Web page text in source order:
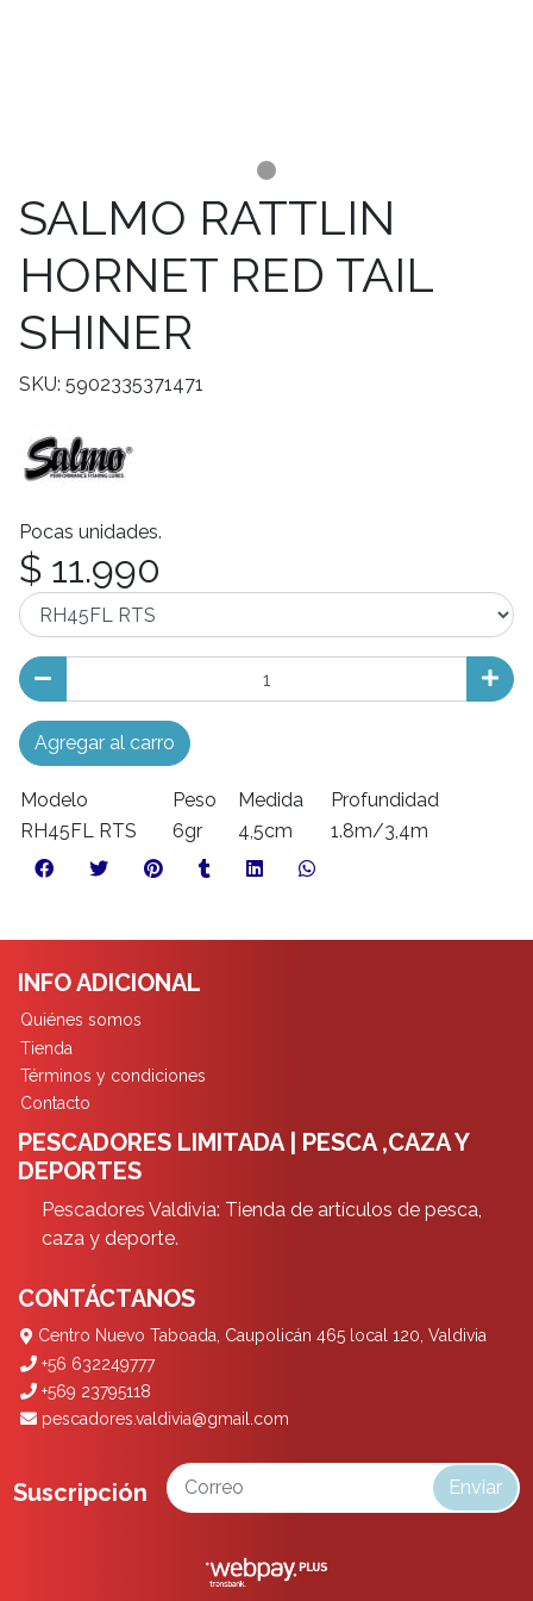
SALMO RATTLIN
HORNET RED TAIL
SHINER
SKU: 5902335371471
Pocas unidades.
$ 11.990
Agregar al carro
Modelo Peso Medida
Profundidad
RH45FL RTS
6gr 4,5cm 1.8m/3,4m
INFO ADICIONAL
Quiénes somos
Tienda
Términos y condiciones
Contacto
PESCADORES LIMITADA | PESCA ,CAZA Y
DEPORTES
Pescadores Valdivia: Tienda de artículos de pesca,
caza y deporte.
CONTÁCTANOS
Centro Nuevo Taboada, Caupolicán 465 local 120, Valdivia
+56 632249777
+569 23795118
pescadores.valdivia@gmail.com
Suscripción Enviar